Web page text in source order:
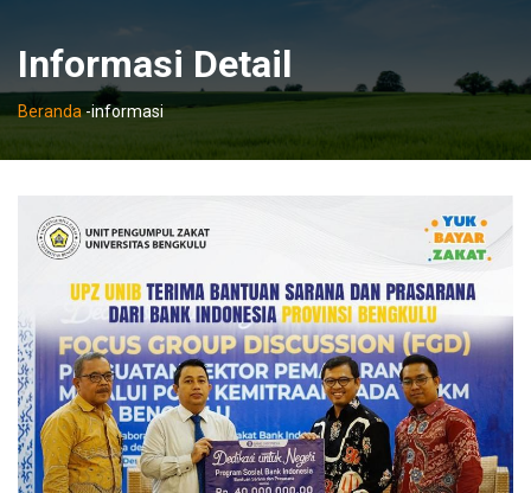
Informasi Detail
Beranda-informasi